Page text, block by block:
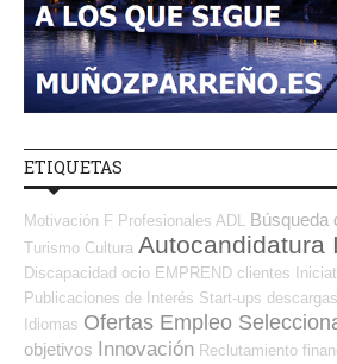
ETIQUETAS
Motivación F Profesionales ADL Búsqueda
Turismo Cultura Autocandidatura
Discapacidad ocio EMPREND clientes
Publicaciones de Interés Start-ups descargas
Idiomas Ofertas Empleo
objetivos Innovación Reclutamiento